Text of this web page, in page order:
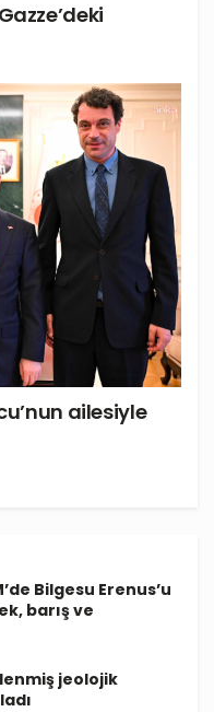
ailesiyle
Bilgesu Erenus’u
barış ve
jeolojik